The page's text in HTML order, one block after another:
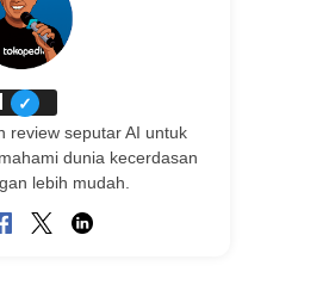
✓
review seputar AI untuk
dunia kecerdasan
lebih mudah.